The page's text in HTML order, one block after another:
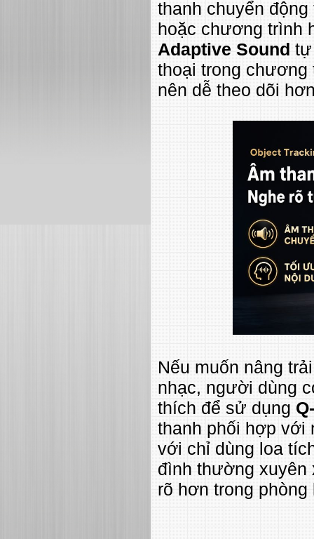
thanh chuyển
hoặc chương trình
Adaptive Sound tự
thoại trong chương
nên dễ theo dõi
Nếu muốn nâng
nhạc, người dùng
thích để sử dụng
thanh phối hợp với
với chỉ dùng loa
đình thường xuyên
rõ hơn trong phòng